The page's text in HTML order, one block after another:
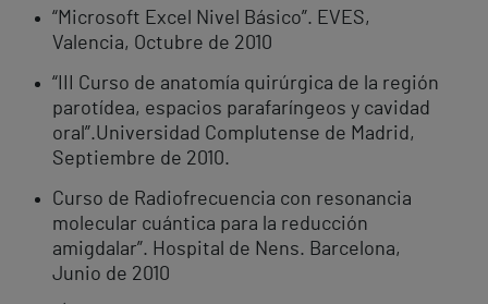
“Microsoft Excel Nivel Básico”. EVES,
Valencia, Octubre de 2010
“III Curso de anatomía quirúrgica de la región
parotídea, espacios parafaríngeos y cavidad
oral”.Universidad Complutense de Madrid,
Septiembre de 2010.
Curso de Radiofrecuencia con resonancia
molecular cuántica para la reducción
amigdalar”. Hospital de Nens. Barcelona,
Junio de 2010